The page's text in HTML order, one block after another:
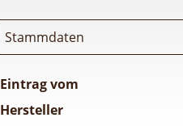
Stammdaten
Eintrag vom
Hersteller